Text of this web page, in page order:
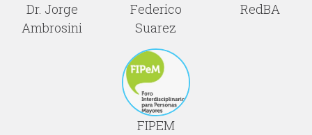
Dr. Jorge
Ambrosini
Federico
Suarez
RedBA
FIPEM